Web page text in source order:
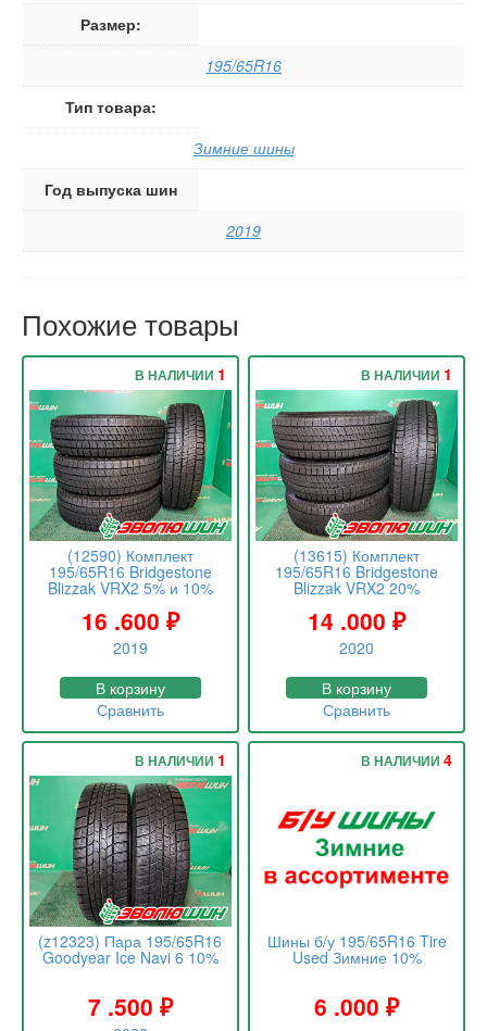
Размер:
195/65R16
Тип товара:
Зимние шины
Год выпуска шин
2019
Похожие товары
(12590) Комплект
195/65R16 Bridgestone
Blizzak VRX2 5% и 10%
16 .600 ₽
2019
В НАЛИЧИИ 1
В корзину
Сравнить
(13615) Комплект
195/65R16 Bridgestone
Blizzak VRX2 20%
14 .000₽
2020
В НАЛИЧИИ 1
В корзину
Сравнить
(z12323) Пара 195/65R16
Goodyear Ice Navi 6 10%
7 .500 ₽
В НАЛИЧИИ 1
Шины б/у 195/65R16 Tire
Used Зимние 10%
6 .000₽
В НАЛИЧИИ 4